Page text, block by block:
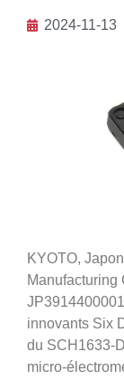
2024-11-13
KYOTO,
Manufacturing
innovants Six
du SCH1633-
micro-